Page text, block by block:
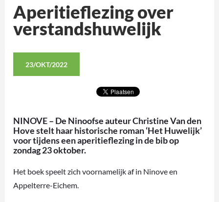
Aperitieflezing over
verstandshuwelijk
23/OKT/2022
NINOVE – De Ninoofse auteur Christine Van den
Hove stelt haar historische roman ‘Het Huwelijk’
voor tijdens een aperitieflezing in de bib op
zondag 23 oktober.
Het boek speelt zich voornamelijk af in Ninove en
Appelterre-Eichem.